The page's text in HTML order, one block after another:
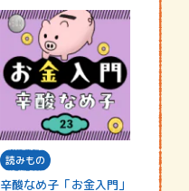
読みもの
辛酸なめ子「お金入門」